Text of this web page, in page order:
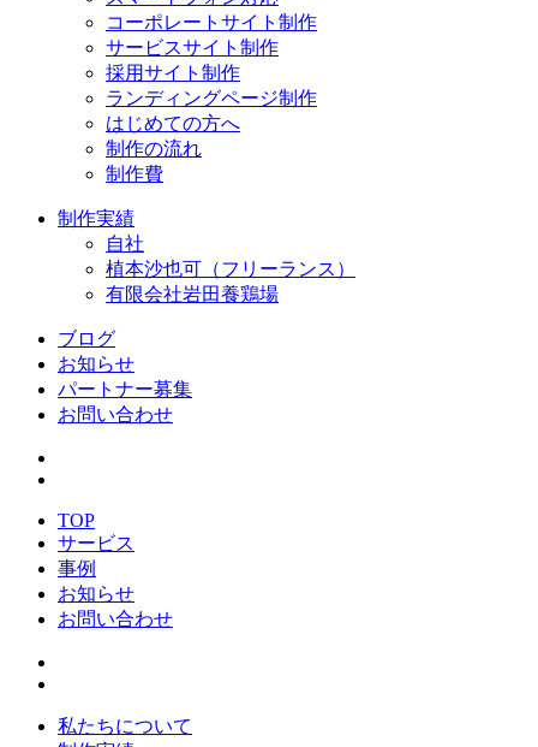
コーポレートサイト制作
サービスサイト制作
採用サイト制作
ランディングページ制作
はじめての方へ
制作の流れ
制作費
制作実績
自社
植本沙也可（フリーランス）
有限会社岩田養鶏場
ブログ
お知らせ
パートナー募集
お問い合わせ
TOP
サービス
事例
お知らせ
お問い合わせ
私たちについて